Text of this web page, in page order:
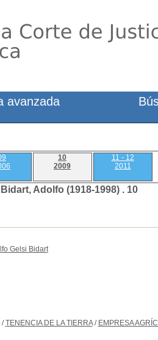
10
2009
11 - 12
2011
Adolfo (1918-1998) . 10
Gelsi Bidart
/TENENCIA DE LA TIERRA/ EMPRESA
avanzada